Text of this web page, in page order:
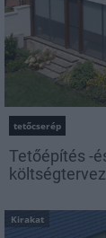
tetőcserép
Tetőépítés -
Kirakat